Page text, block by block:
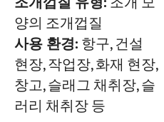
양의 조개껍질
사용 환경:항구, 건설
현장, 작업장, 화재 현장,
창고, 슬래그 채취장, 슬
러리 채취장 등